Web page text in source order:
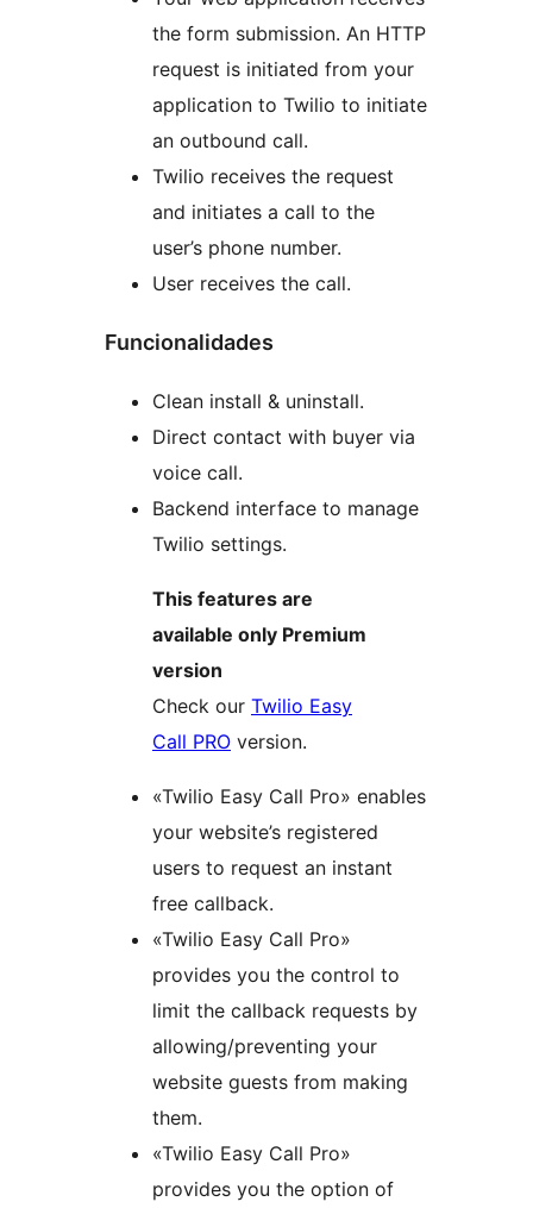
the form submission. An HTTP
request is initiated from your
application to Twilio to initiate
an outbound call.
Twilio receives the request
and initiates a call to the
user’s phone number.
User receives the call.
Funcionalidades
Clean install & uninstall.
Direct contact with buyer via
voice call.
Backend interface to manage
Twilio settings.
This features are
available only Premium
version
Check our Twilio Easy
Call PRO version.
«Twilio Easy Call Pro» enables
your website’s registered
users to request an instant
free callback.
«Twilio Easy Call Pro»
provides you the control to
limit the callback requests by
allowing/preventing your
website guests from making
them.
«Twilio Easy Call Pro»
provides you the option of